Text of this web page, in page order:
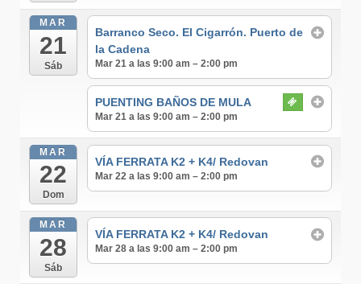
MAR
21
Sáb
Barranco Seco. El Cigarrón. Puerto de
la Cadena
Mar 21 a las 9:00 am – 2:00 pm
PUENTING BAÑOS DE MULA
Mar 21 a las 9:00 am – 2:00 pm
MAR
22
Dom
VÍA FERRATA K2 + K4/ Redovan
Mar 22 a las 9:00 am – 2:00 pm
MAR
28
Sáb
VÍA FERRATA K2 + K4/ Redovan
Mar 28 a las 9:00 am – 2:00 pm